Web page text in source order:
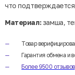
что
Материал:замша,
Товар
Гарантия обмена и
Более 9500 отзывов